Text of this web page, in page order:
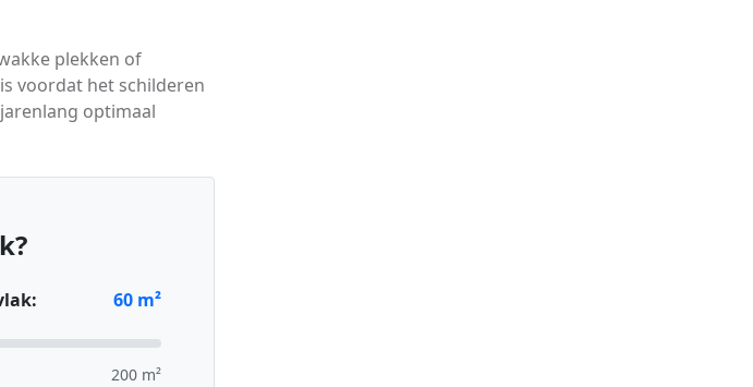
plekken of
voordat het schilderen
optimaal
60 m²
200 m²